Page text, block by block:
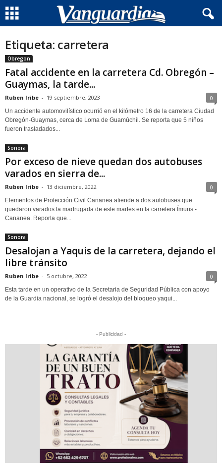
Etiqueta: carretera
Obregon
Fatal accidente en la carretera Cd. Obregón –
Guaymas, la tarde...
Ruben Iribe - 19 septiembre, 2023 0
Un accidente automovilístico ocurrió en el kilómetro 16 de la carretera Ciudad
Obregón-Guaymas, cerca de Loma de Guamúchil. Se reporta que 5 niños
fueron trasladados...
Sonora
Por exceso de nieve quedan dos autobuses
varados en sierra de...
Ruben Iribe - 13 diciembre, 2022 0
Elementos de Protección Civil Cananea atiende a dos autobuses que
quedaron varados la madrugada de este martes en la carretera Ímuris -
Cananea. Reporta que...
Sonora
Desalojan a Yaquis de la carretera, dejando el
libre tránsito
Ruben Iribe - 5 octubre, 2022 0
Esta tarde en un operativo de la Secretaria de Seguridad Pública con apoyo
de la Guardia nacional, se logró el desalojo del bloqueo yaqui...
- Publicidad -